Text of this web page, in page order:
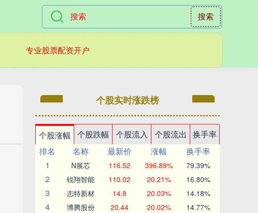
搜索
专业股票配资开户
个股实时涨跌榜
个股涨幅 个股跌幅 个股流入 个股流出
换手率
排名
名称 最新价 涨幅
换手率
1
N展芯 116.52 396.89% 79.39%
2 锐翔智能 110.02 20.21% 16.80%
3 志特新材 14.8 20.03% 14.18%
4 博腾股份 20.44 20.02% 14.77%